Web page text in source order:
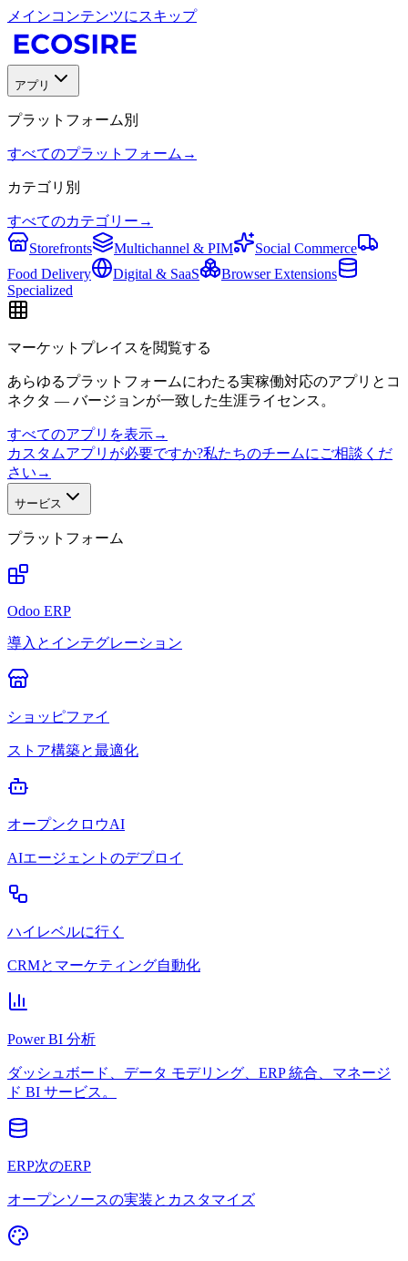
メインコンテンツにスキップ
アプリ
プラットフォーム別
すべてのプラットフォーム →
カテゴリ別
すべてのカテゴリー →
Storefronts
Multichannel & PIM
Social Commerce
Food Delivery
Digital & SaaS
Browser Extensions
Specialized
マーケットプレイスを閲覧する
あらゆるプラットフォームにわたる実稼働対応のアプリとコ
ネクタ — バージョンが一致した生涯ライセンス。
すべてのアプリを表示→
カスタムアプリが必要ですか?私たちのチームにご相談くだ
さい →
サービス
プラットフォーム
Odoo ERP
導入とインテグレーション
ショッピファイ
ストア構築と最適化
オープンクロウAI
AIエージェントのデプロイ
ハイレベルに行く
CRMとマーケティング自動化
Power BI 分析
ダッシュボード、データ モデリング、ERP 統合、マネージ
ド BI サービス。
ERP次のERP
オープンソースの実装とカスタマイズ